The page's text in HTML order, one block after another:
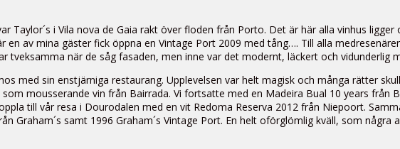
Taylor´s i Vila nova de Gaia rakt över floden från Porto. Det är här alla vinhus
av mina gäster fick öppna en Vintage Port 2009 med tång…. Till alla
tveksamma när de såg fasaden, men inne var det modernt, läckert och vidunderlig
med sin enstjärniga restaurang. Upplevelsen var helt magisk och många rätter
mousserande vin från Bairrada. Vi fortsatte med en Madeira Bual 10 years från
till vår resa i Dourodalen med en vit Redoma Reserva 2012 från Niepoort.
Graham´s samt 1996 Graham´s Vintage Port. En helt oförglömlig kväll, som några